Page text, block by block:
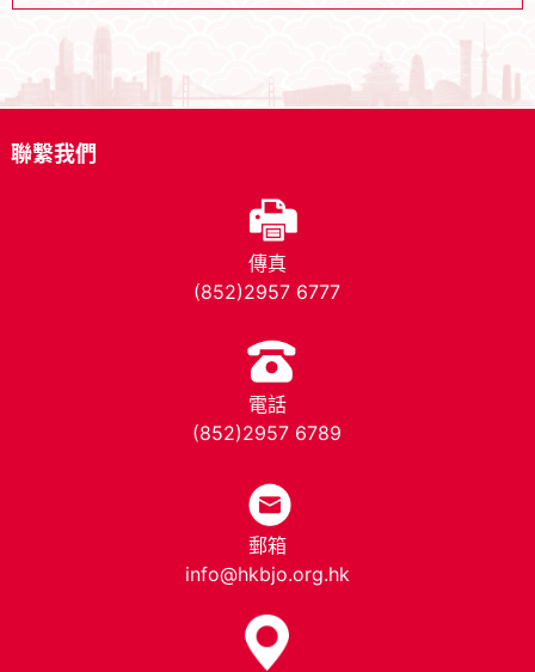
聯繫我們
傳真
(852)2957 6777
電話
(852)2957 6789
郵箱
info@hkbjo.org.hk